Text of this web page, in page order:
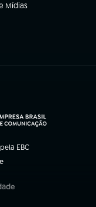
Mídias
EBC